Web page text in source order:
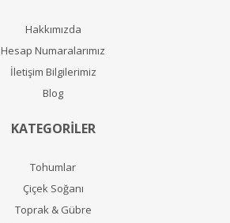
Hakkımızda
Hesap Numaralarımız
İletişim Bilgilerimiz
Blog
KATEGORİLER
Tohumlar
Çiçek Soğanı
Toprak & Gübre